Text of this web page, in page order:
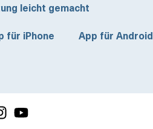
leicht gemacht
für iPhone App für Android